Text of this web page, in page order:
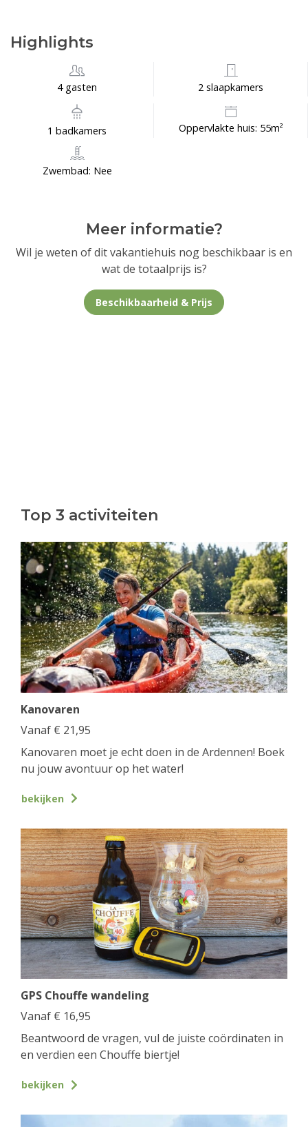
Highlights
4 gasten 2 slaapkamers
1 badkamers Oppervlakte huis: 55m²
Zwembad: Nee
Meer informatie?
Wil je weten of dit vakantiehuis nog beschikbaar is en
wat de totaalprijs is?
Beschikbaarheid & Prijs
Top 3 activiteiten
Kanovaren
Vanaf € 21,95
Kanovaren moet je echt doen in de Ardennen! Boek
nu jouw avontuur op het water!
bekijken
GPS Chouffe wandeling
Vanaf € 16,95
Beantwoord de vragen, vul de juiste coördinaten in
en verdien een Chouffe biertje!
bekijken